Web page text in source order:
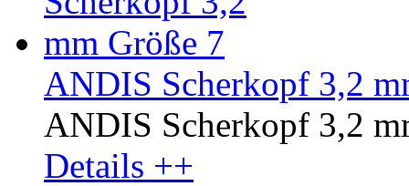
ANDIS Scherkopf 3,2
ANDIS Scherkopf 3,2
Details ++